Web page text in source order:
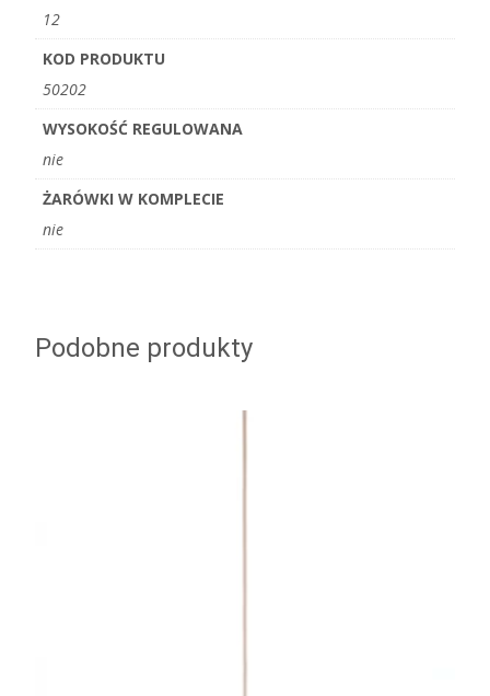
12
KOD PRODUKTU
50202
WYSOKOŚĆ REGULOWANA
nie
ŻARÓWKI W KOMPLECIE
nie
Podobne produkty